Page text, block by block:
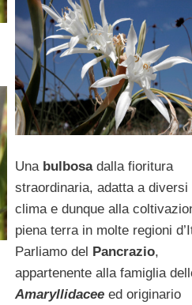
Una bulbosadalla fioritura
straordinaria, adatta a diversi
clima e dunque alla
piena terra in molte regioni
Parliamo del Pancrazio,
appartenente alla famiglia
Amaryllidacee ed originario